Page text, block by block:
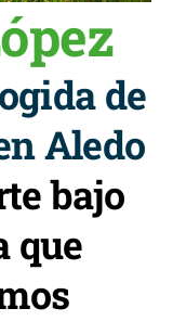
de
Aledo
bajo
que